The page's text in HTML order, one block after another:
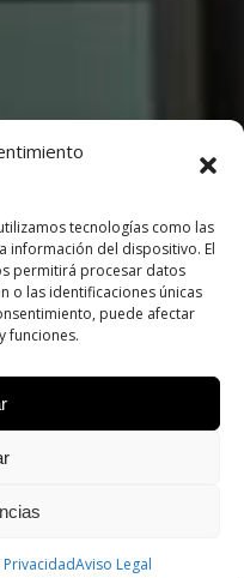
tecnologías como las
información del dispositivo. El
permitirá procesar datos
o las identificaciones únicas
puede afectar
funciones.
Aviso Legal
PEDIR CITA
Gratuita
Cita